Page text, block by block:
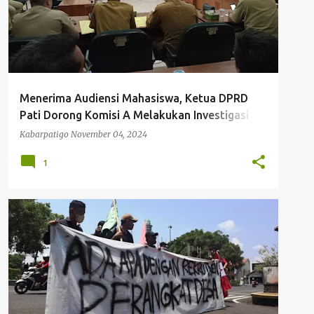
Menerima Audiensi Mahasiswa, Ketua DPRD
Pati Dorong Komisi A Melakukan Investigasi
Proses Seleksi Perangkat Desa
Kabarpatigo November 04, 2024
1
CIPAYUNG PLUS PATI DEMO PENGISIAN PERANGKAT DESA
HMI PATI MAHASISWA PATI DEMO +
PERANGKAT DESA
Kabarpatigo